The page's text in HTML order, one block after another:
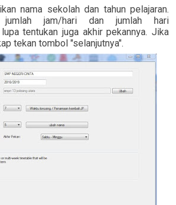
nama sekolah dan tahun pelajaran.
jumlah jam/hari dan jumlah hari
tentukan juga akhir pekannya. Jika
tekan tombol "selanjutnya".